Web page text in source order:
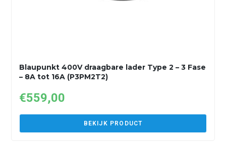
Blaupunkt 400V draagbare lader Type 2 – 3 Fase
– 8A tot 16A (P3PM2T2)
€559,00
BEKIJK PRODUCT